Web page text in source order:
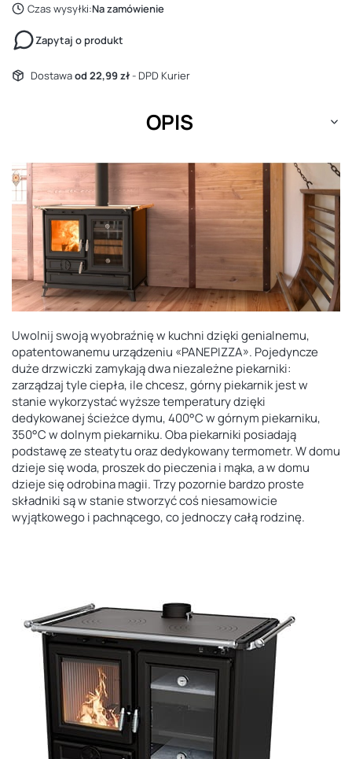
Czas wysyłki:Na zamówienie
Zapytaj o produkt
Dostawaod 22,99 zł- DPD Kurier
OPIS
Uwolnij swoją wyobraźnię w kuchni dzięki genialnemu,
opatentowanemu urządzeniu «PANEPIZZA». Pojedyncze
duże drzwiczki zamykają dwa niezależne piekarniki:
zarządzaj tyle ciepła, ile chcesz, górny piekarnik jest w
stanie wykorzystać wyższe temperatury dzięki
dedykowanej ścieżce dymu, 400°C w górnym piekarniku,
350°C w dolnym piekarniku. Oba piekarniki posiadają
podstawę ze steatytu oraz dedykowany termometr. W domu
dzieje się woda, proszek do pieczenia i mąka, a w domu
dzieje się odrobina magii. Trzy pozornie bardzo proste
składniki są w stanie stworzyć coś niesamowicie
wyjątkowego i pachnącego, co jednoczy całą rodzinę.